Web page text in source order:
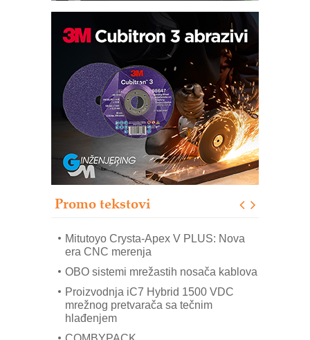
Promo tekstovi
Automatizacija pakovanja · Display
(Shelf-Ready) omotnice
Potpuna efikasnost bez složenih
sistema
Trajna oznaka kao dugoročna korist
Bezbednost na prvom mestu!
IB BLUMENAUER - više od 40 godina
poverenja u industriji
Art Utopia Studio – vizuelne priče
Mitutoyo Crysta-Apex V PLUS: Nova
era CNC merenja
OBO sistemi mrežastih nosača kablova
Proizvodnja iC7 Hybrid 1500 VDC
mrežnog pretvarača sa tečnim
hlađenjem